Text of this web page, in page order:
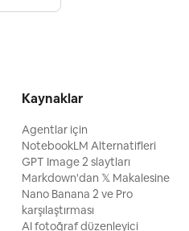
Kaynaklar
Agentlar için
NotebookLM Alternatifleri
GPT Image 2 slaytları
Markdown'dan 𝕏 Makalesine
Nano Banana 2 ve Pro
karşılaştırması
AI fotoğraf düzenleyici